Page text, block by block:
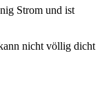
Strom und ist
nicht völlig dicht